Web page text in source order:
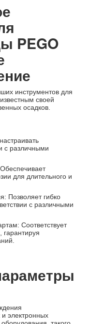
PEGO
инструментов для
, известным своей
осадков.
с различными
для длительного и
Позволяет гибко
с различными
Соответствует
и электронных